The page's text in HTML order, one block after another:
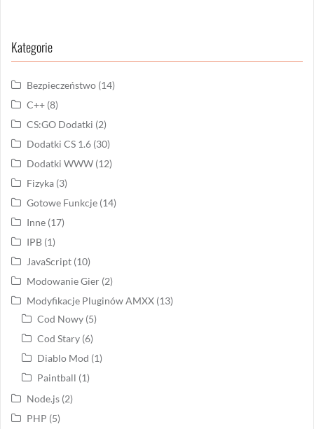
Kategorie
Bezpieczeństwo (14)
C++ (8)
CS:GO Dodatki (2)
Dodatki CS 1.6 (30)
Dodatki WWW (12)
Fizyka (3)
Gotowe Funkcje (14)
Inne (17)
IPB (1)
JavaScript (10)
Modowanie Gier (2)
Modyfikacje Pluginów AMXX (13)
Cod Nowy (5)
Cod Stary (6)
Diablo Mod (1)
Paintball (1)
Node.js (2)
PHP (5)